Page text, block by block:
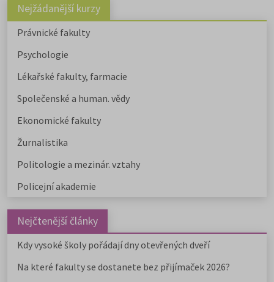
Nejžádanější kurzy
Právnické fakulty
Psychologie
Lékařské fakulty, farmacie
Společenské a human. vědy
Ekonomické fakulty
Žurnalistika
Politologie a mezinár. vztahy
Policejní akademie
Nejčtenější články
Kdy vysoké školy pořádají dny otevřených dveří
Na které fakulty se dostanete bez přijímaček 2026?